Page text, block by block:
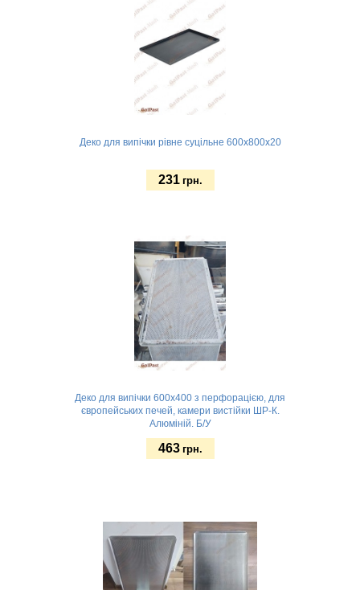
Деко для випічки рівне суцільне 600х800х20
231 грн.
Деко для випічки 600x400 з перфорацією, для
європейських печей, камери вистійки ШР-К.
Алюміній. Б/У
463 грн.